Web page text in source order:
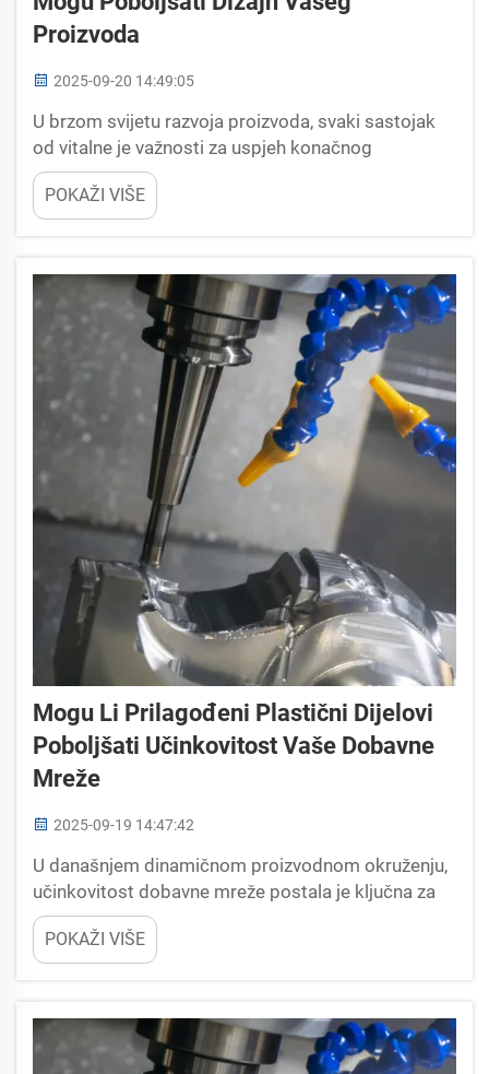
Proizvoda
2025-09-20 14:49:05
U brzom svijetu razvoja proizvoda, svaki sastojak
od vitalne je važnosti za uspjeh konačnog
proizvoda. Među tim sastojcima, prilagođeni
plastični dijelovi postali su igrač promjena, nudeći
neusporedivu fleksibilnost i...
POKAŽI VIŠE
Mogu Li Prilagođeni Plastični Dijelovi
Poboljšati Učinkovitost Vaše Dobavne
Mreže
2025-09-19 14:47:42
U današnjem dinamičnom proizvodnom okruženju,
učinkovitost dobavne mreže postala je ključna za
uspjeh poduzeća u svim industrijama. Zastoji, višak
zaliha, nepravilno uklopljeni dijelovi i visoki troškovi
proizvodnje često pogađaju čak i najbolje
POKAŽI VIŠE